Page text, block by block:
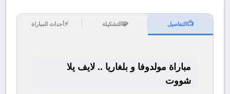
📺التفاصيل 🧩التشكيلة ⚡أحداث المباراة
مباراة مولدوفا و بلغاريا .. لايف يلا
شووت